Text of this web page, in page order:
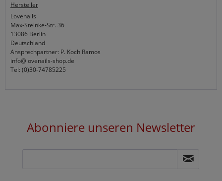
Hersteller
Lovenails
Max-Steinke-Str. 36
13086 Berlin
Deutschland
Ansprechpartner: P. Koch Ramos
info@lovenails-shop.de
Tel: (0)30-74785225
Abonniere unseren Newsletter